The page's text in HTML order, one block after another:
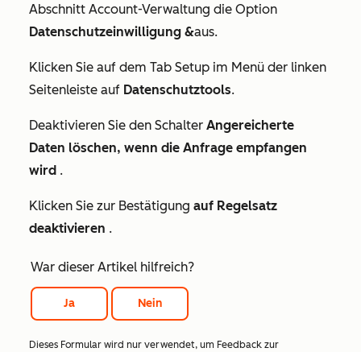
Abschnitt Account-Verwaltung die Option
Datenschutzeinwilligung &aus.
Klicken Sie auf dem Tab Setup im Menü der linken
Seitenleiste auf Datenschutztools.
Deaktivieren Sie den Schalter Angereicherte
Daten löschen, wenn die Anfrage empfangen
wird .
Klicken Sie zur Bestätigung auf Regelsatz
deaktivieren .
War dieser Artikel hilfreich?
Ja Nein
Dieses Formular wird nur verwendet, um Feedback zur